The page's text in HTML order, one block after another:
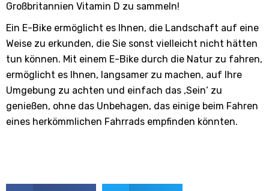
Großbritannien Vitamin D zu sammeln!
Ein E-Bike ermöglicht es Ihnen, die Landschaft auf eine
Weise zu erkunden, die Sie sonst vielleicht nicht hätten
tun können. Mit einem E-Bike durch die Natur zu fahren,
ermöglicht es Ihnen, langsamer zu machen, auf Ihre
Umgebung zu achten und einfach das ‚Sein‘ zu
genießen, ohne das Unbehagen, das einige beim Fahren
eines herkömmlichen Fahrrads empfinden könnten.